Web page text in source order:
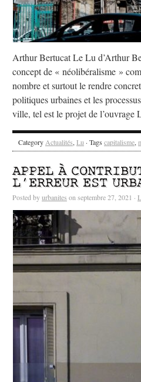
Arthur Bertucat Le Lu d’Arthur
concept de « néolibéralisme »
nombre et surtout le rendre
politiques urbaines et les
ville, tel est le projet de
Category Actualités, Lu · Tags capitalisme,
APPEL À
L’ERREUR EST
Posted byurbanites on septembre 27, 2021 ·